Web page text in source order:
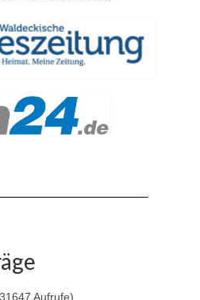
Feuerwehr
2018
Aufrufe)